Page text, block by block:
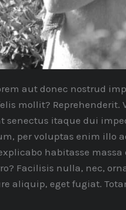
aut donec nostrud
mollit? Reprehenderit.
senectus itaque dui
per voluptas enim illo
habitasse
Facilisis nulla, nec,
aliquip, eget fugiat.